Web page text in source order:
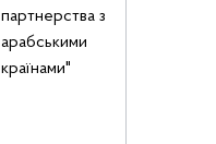
партнерства з
арабськими
країнами"